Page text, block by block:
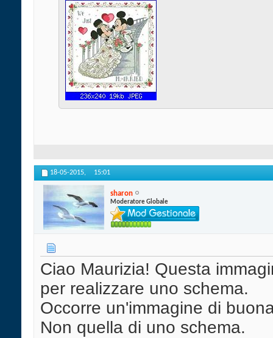
18-05-2015, 15:01
sharon
Moderatore Globale
Ciao Maurizia! Questa
per realizzare uno schema.
Occorre un'immagine di
Non quella di uno schema.